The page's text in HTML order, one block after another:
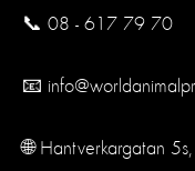
📞 08 - 617 79 70
📧
🌐 Hantverkargatan